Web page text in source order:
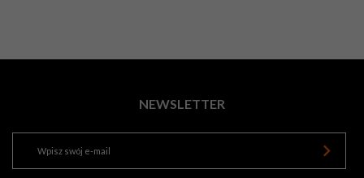
NEWSLETTER